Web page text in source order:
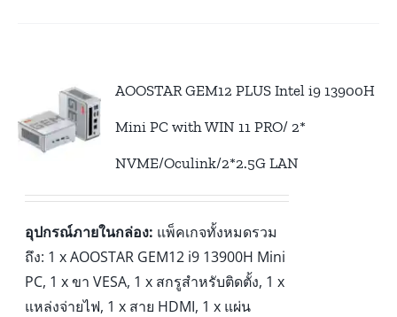
AOOSTAR GEM12 PLUS Intel i9 13900H
Mini PC with WIN 11 PRO/ 2*
NVME/Oculink/2*2.5G LAN
อุปกรณ์ภายในกล่อง: แพ็คเกจทั้งหมดรวม
ถึง: 1 x AOOSTAR GEM12 i9 13900H Mini
PC, 1 x ขา VESA, 1 x สกรูสำหรับติดตั้ง, 1 x
แหล่งจ่ายไฟ, 1 x สาย HDMI, 1 x แผ่น